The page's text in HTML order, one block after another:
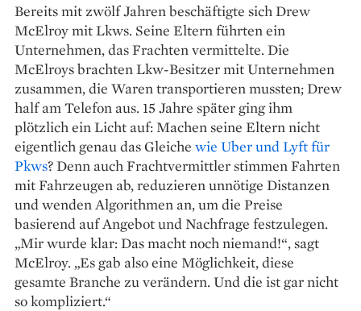
Bereits mit zwölf Jahren beschäftigte sich Drew
McElroy mit Lkws. Seine Eltern führten ein
Unternehmen, das Frachten vermittelte. Die
McElroys brachten Lkw-Besitzer mit Unternehmen
zusammen, die Waren transportieren mussten; Drew
half am Telefon aus. 15 Jahre später ging ihm
plötzlich ein Licht auf: Machen seine Eltern nicht
eigentlich genau das Gleiche wie Uber und Lyft für
Pkws? Denn auch Frachtvermittler stimmen Fahrten
mit Fahrzeugen ab, reduzieren unnötige Distanzen
und wenden Algorithmen an, um die Preise
basierend auf Angebot und Nachfrage festzulegen.
„Mir wurde klar: Das macht noch niemand!“, sagt
McElroy. „Es gab also eine Möglichkeit, diese
gesamte Branche zu verändern. Und die ist gar nicht
so kompliziert.“